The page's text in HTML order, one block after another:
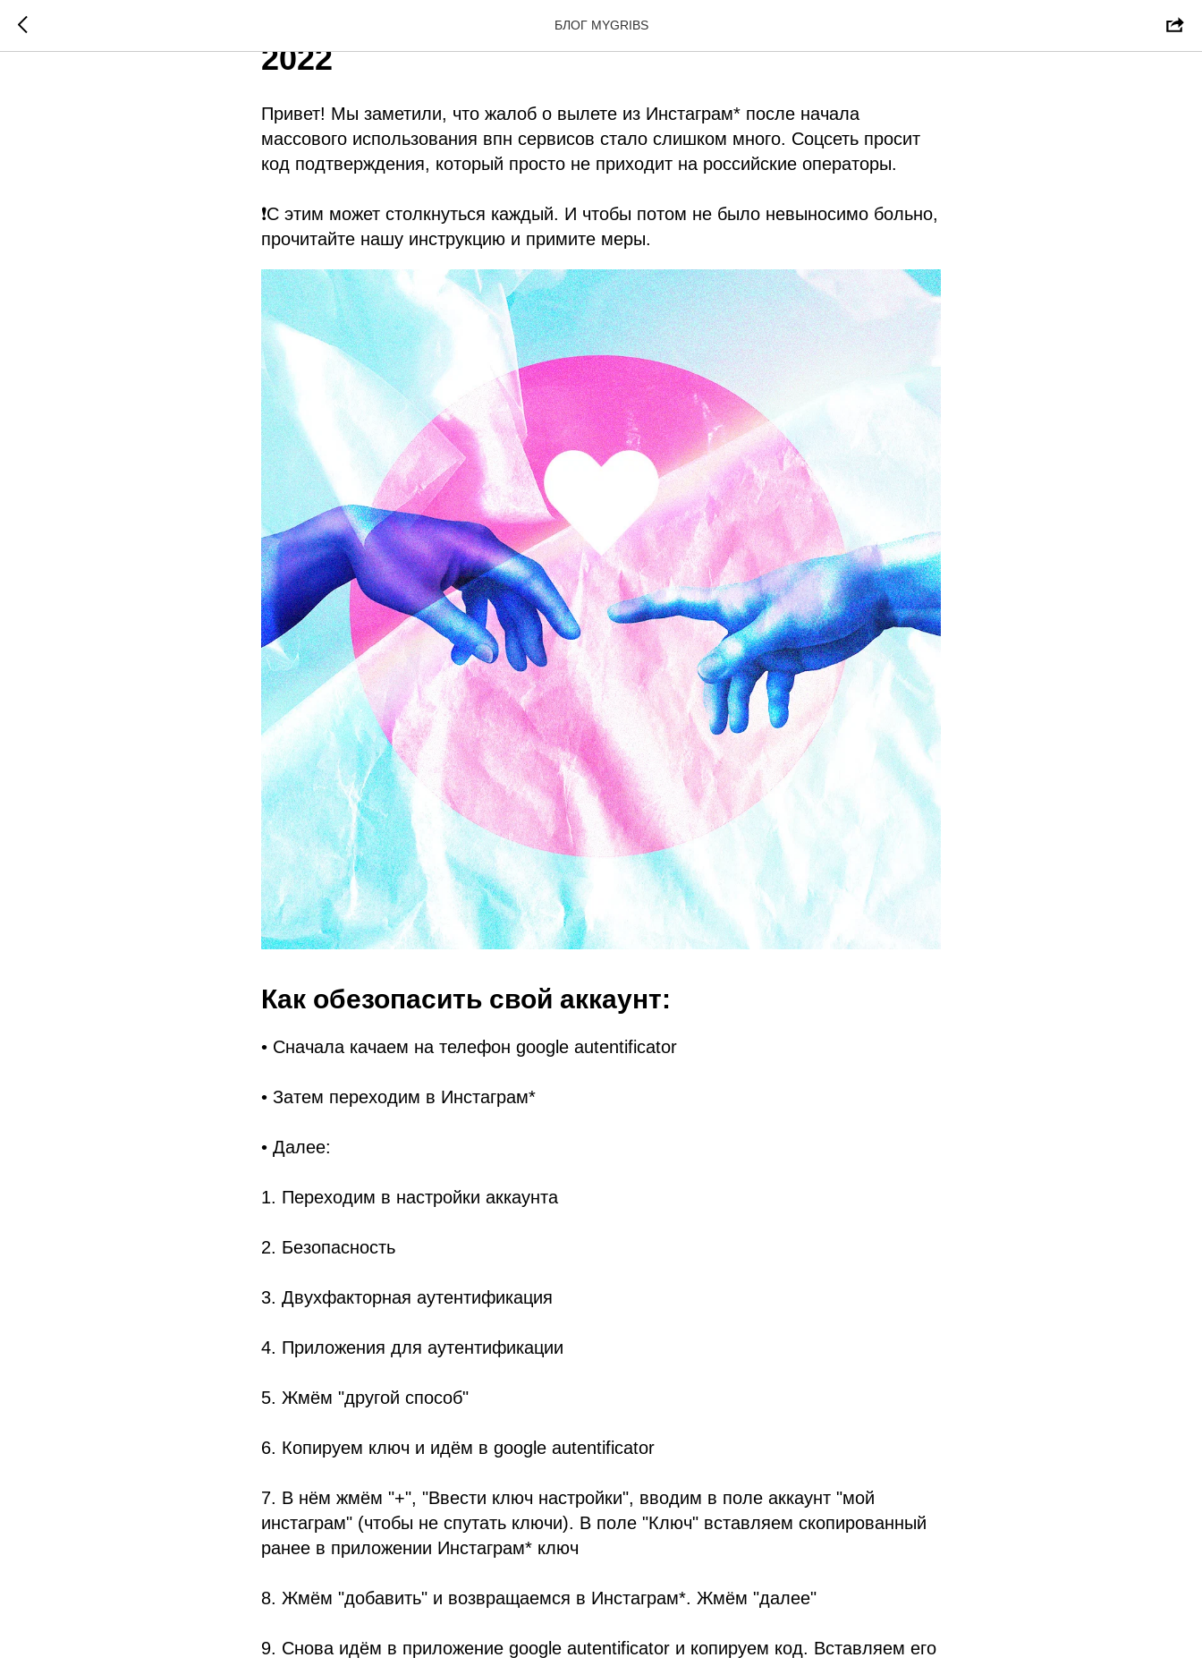
БЛОГ MYGRIBS
Что делать, если вылетел Инстаграм*
2022
Привет! Мы заметили, что жалоб о вылете из Инстаграм* после начала
массового использования впн сервисов стало слишком много. Соцсеть просит
код подтверждения, который просто не приходит на российские операторы.
❗С этим может столкнуться каждый. И чтобы потом не было невыносимо больно,
прочитайте нашу инструкцию и примите меры.
Как обезопасить свой аккаунт:
• Сначала качаем на телефон google autentificator
• Затем переходим в Инстаграм*
• Далее:
1. Переходим в настройки аккаунта
2. Безопасность
3. Двухфакторная аутентификация
4. Приложения для аутентификации
5. Жмём "другой способ"
6. Копируем ключ и идём в google autentificator
7. В нём жмём "+", "Ввести ключ настройки", вводим в поле аккаунт "мой
инстаграм" (чтобы не спутать ключи). В поле "Ключ" вставляем скопированный
ранее в приложении Инстаграм* ключ
8. Жмём "добавить" и возвращаемся в Инстаграм*. Жмём "далее"
9. Снова идём в приложение google autentificator и копируем код. Вставляем его